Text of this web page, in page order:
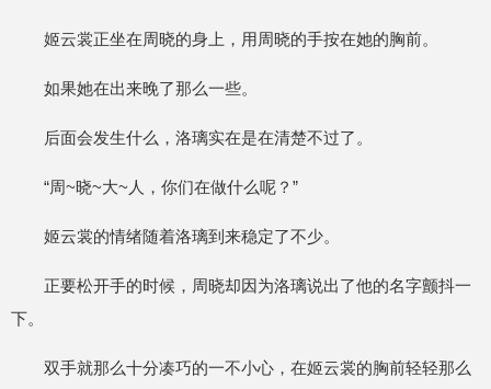
姬云裳正坐在周晓的身上，用周晓的手按在她的胸前。
如果她在出来晚了那么一些。
后面会发生什么，洛璃实在是在清楚不过了。
“周~晓~大~人，你们在做什么呢？”
姬云裳的情绪随着洛璃到来稳定了不少。
正要松开手的时候，周晓却因为洛璃说出了他的名字颤抖一
下。
双手就那么十分凑巧的一不小心，在姬云裳的胸前轻轻那么